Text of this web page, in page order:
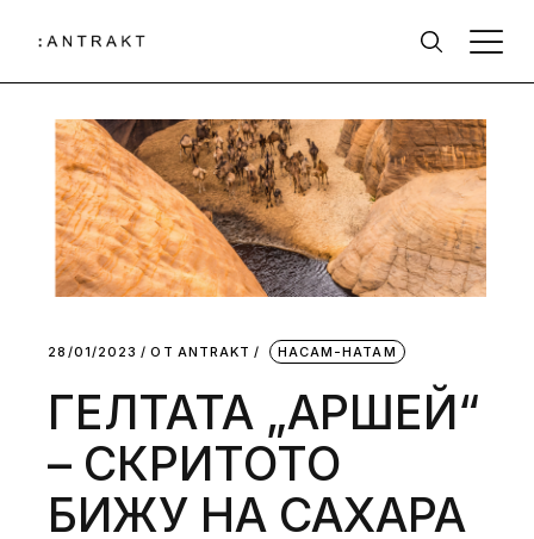
28/01/2023 ОТ АNTRAKT НАСАМ-НАТАМ
ГЕЛТАТА „АРШЕЙ“
– СКРИТОТО
БИЖУ НА САХАРА